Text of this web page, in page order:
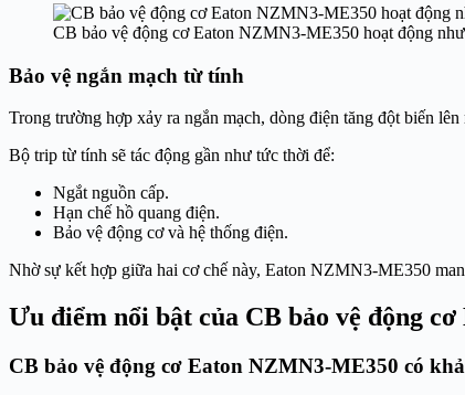
CB bảo vệ động cơ Eaton NZMN3-ME350 hoạt động
Bảo vệ ngắn mạch từ tính
Trong trường hợp xảy ra ngắn mạch, dòng điện tăng đột biến lên
Bộ trip từ tính sẽ tác động gần như tức thời để:
Ngắt nguồn cấp.
Hạn chế hồ quang điện.
Bảo vệ động cơ và hệ thống điện.
Nhờ sự kết hợp giữa hai cơ chế này, Eaton NZMN3-ME350
Ưu điểm nổi bật của CB bảo vệ động
CB bảo vệ động cơ Eaton NZMN3-ME350 có